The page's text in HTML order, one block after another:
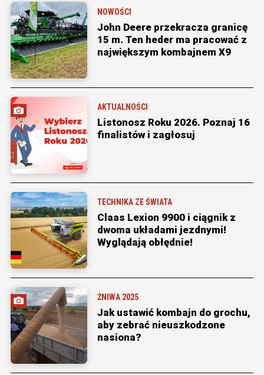
NOWOŚCI
John Deere przekracza granicę
15 m. Ten heder ma pracować z
największym kombajnem X9
AKTUALNOŚCI
Listonosz Roku 2026. Poznaj 16
finalistów i zagłosuj
TECHNIKA ZE ŚWIATA
Claas Lexion 9900 i ciągnik z
dwoma układami jezdnymi!
Wyglądają obłędnie!
ŻNIWA 2025
Jak ustawić kombajn do grochu,
aby zebrać nieuszkodzone
nasiona?